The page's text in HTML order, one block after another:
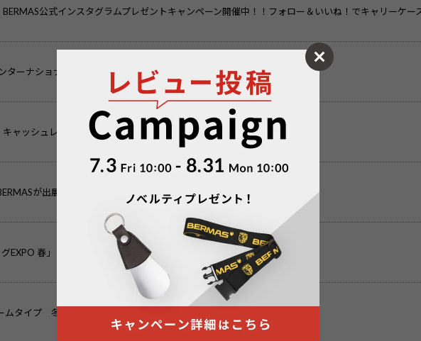
BERMAS公式インスタグラムプレゼントキャンペーン開催中！！フォロー＆いいね！でキャリーケー
ターナショナル ギフト・ショー春2020」にBERMASが出展致します。
キャッシュレス・消費者還元制度について
が出展致します。
EXPO 春」にBERMASが出展致します。
ムタイプ 冬の限定色”エクリュ”登場